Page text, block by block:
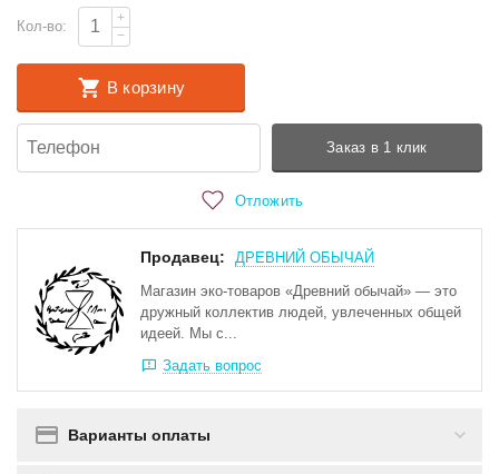
Кол-во:
+
−
В корзину
Заказ в 1 клик
Отложить
Продавец:
ДРЕВНИЙ ОБЫЧАЙ
Магазин эко-товаров «Древний обычай» — это
дружный коллектив людей, увлеченных общей
идеей. Мы с...
Задать вопрос
Варианты оплаты